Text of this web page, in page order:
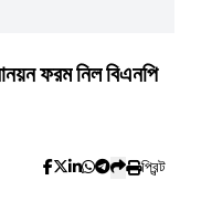
ফরম নিল বিএনপি
প্রিন্ট